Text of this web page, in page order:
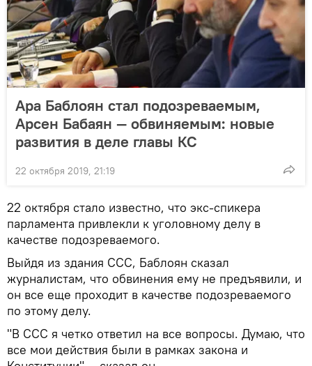
Ара Баблоян стал подозреваемым,
Арсен Бабаян — обвиняемым: новые
развития в деле главы КС
22 октября 2019, 21:19
22 октября стало известно, что экс-спикера
парламента привлекли к уголовному делу в
качестве подозреваемого.
Выйдя из здания ССС, Баблоян сказал
журналистам, что обвинения ему не предъявили, и
он все еще проходит в качестве подозреваемого
по этому делу.
"В ССС я четко ответил на все вопросы. Думаю, что
все мои действия были в рамках закона и